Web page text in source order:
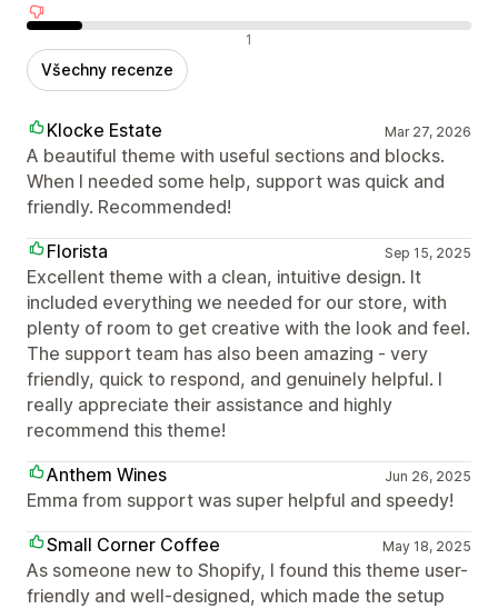
1
Všechny recenze
Klocke Estate Mar 27, 2026
A beautiful theme with useful sections and blocks.
When I needed some help, support was quick and
friendly. Recommended!
Florista
Sep 15, 2025
Excellent theme with a clean, intuitive design. It
included everything we needed for our store, with
plenty of room to get creative with the look and feel.
The support team has also been amazing - very
friendly, quick to respond, and genuinely helpful. I
really appreciate their assistance and highly
recommend this theme!
Anthem Wines
Jun 26, 2025
Emma from support was super helpful and speedy!
Small Corner Coffee
May 18, 2025
As someone new to Shopify, I found this theme user-
friendly and well-designed, which made the setup